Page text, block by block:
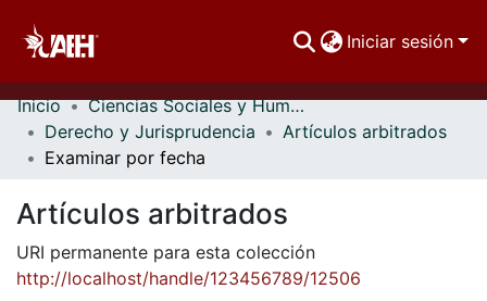
Iniciar sesión
Comunidades
Buscar Por
Estadísticas
Inicio
Ciencias Sociales y Humanidades
Derecho y Jurisprudencia
Artículos arbitrados
Examinar por fecha
Artículos arbitrados
URI permanente para esta colección
http://localhost/handle/123456789/12506